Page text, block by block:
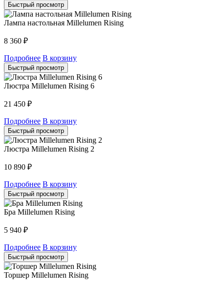
Быстрый просмотр
Лампа настольная Millelumen Rising
8 360 ₽
Подробнее В корзину
Быстрый просмотр
Люстра Millelumen Rising 6
21 450 ₽
Подробнее В корзину
Быстрый просмотр
Люстра Millelumen Rising 2
10 890 ₽
Подробнее В корзину
Быстрый просмотр
Бра Millelumen Rising
5 940 ₽
Подробнее В корзину
Быстрый просмотр
Торшер Millelumen Rising